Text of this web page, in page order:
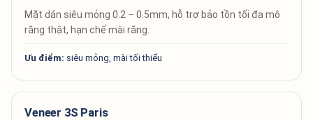
Mặt dán siêu mỏng 0.2 – 0.5mm, hỗ trợ bảo tồn tối đa mô
răng thật, hạn chế mài răng.
Ưu điểm: siêu mỏng, mài tối thiểu
Veneer 3S Paris